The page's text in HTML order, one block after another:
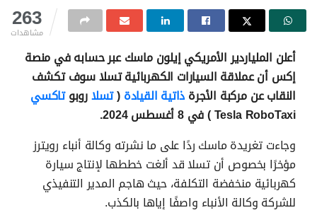
263
مشاهدات
أعلن الملياردير الأمريكي إيلون ماسك عبر حسابه في منصة
إكس أن عملاقة السيارات الكهربائية تسلا سوف تكشف
النقاب عن مركبة الأجرةذاتية القيادة(تسلاروبوتاكسي
Tesla RoboTaxi ) في 8 أغسطس 2024.
وجاءت تغريدة ماسك ردًا على ما نشرته وكالة أنباء رويترز
مؤخرًا بخصوص أن تسلا قد ألغت خططها لإنتاج سيارة
كهربائية منخفضة التكلفة، حيث هاجم المدير التنفيذي
للشركة وكالة الأنباء واصفًا إياها بالكذب.